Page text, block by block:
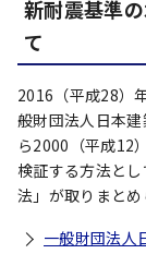
新耐震基準
て
2016（平成28）
般財団法人日本
ら2000（平成12
検証する方法と
法」が取りまとめ
一般財団法人